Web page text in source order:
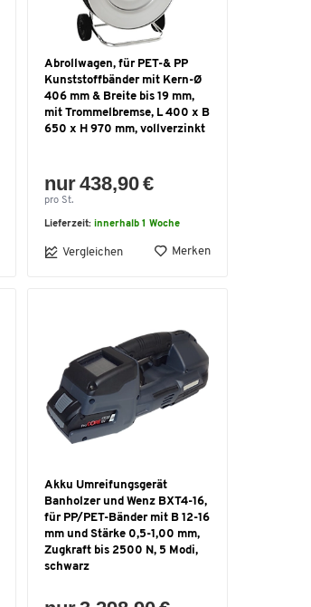
Abrollwagen, für PET-& PP
Kunststoffbänder mit Kern-Ø
406 mm & Breite bis 19 mm,
mit Trommelbremse, L 400 x B
650 x H 970 mm, vollverzinkt
nur 438,90 €
pro St.
Lieferzeit: innerhalb 1 Woche
Vergleichen Merken
Akku Umreifungsgerät
Banholzer und Wenz BXT4-16,
für PP/PET-Bänder mit B 12-16
mm und Stärke 0,5-1,00 mm,
Zugkraft bis 2500 N, 5 Modi,
schwarz